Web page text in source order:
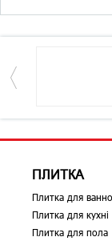
ПЛИТКА
Плитка для
Плитка для кухні
Плитка для пола